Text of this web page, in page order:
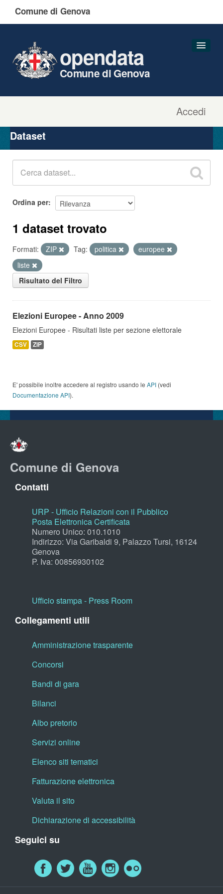
Comune di Genova
Accedi
opendata
Comune di Genova
Organizzazioni
Gruppi
Dataset
Ordina per
1 dataset trovato
Formati: ZIP Tag: politica
europee
liste
Risultato del Filtro
Elezioni Europee - Anno 2009
Elezioni Europee - Risultati liste per sezione elettorale
CSV ZIP
E' possibile inoltre accedere al registro usando le API (vedi
Documentazione API).
Comune di Genova
Contatti
URP - Ufficio Relazioni con il Pubblico
Posta Elettronica Certificata
Numero Unico: 010.1010
Indirizzo: Via Garibaldi 9, Palazzo Tursi, 16124
Genova
P. Iva: 00856930102
Ufficio stampa - Press Room
Collegamenti utili
Amministrazione trasparente
Concorsi
Bandi di gara
Bilanci
Albo pretorio
Servizi online
Elenco siti tematici
Fatturazione elettronica
Valuta il sito
Dichiarazione di accessibilità
Seguici su